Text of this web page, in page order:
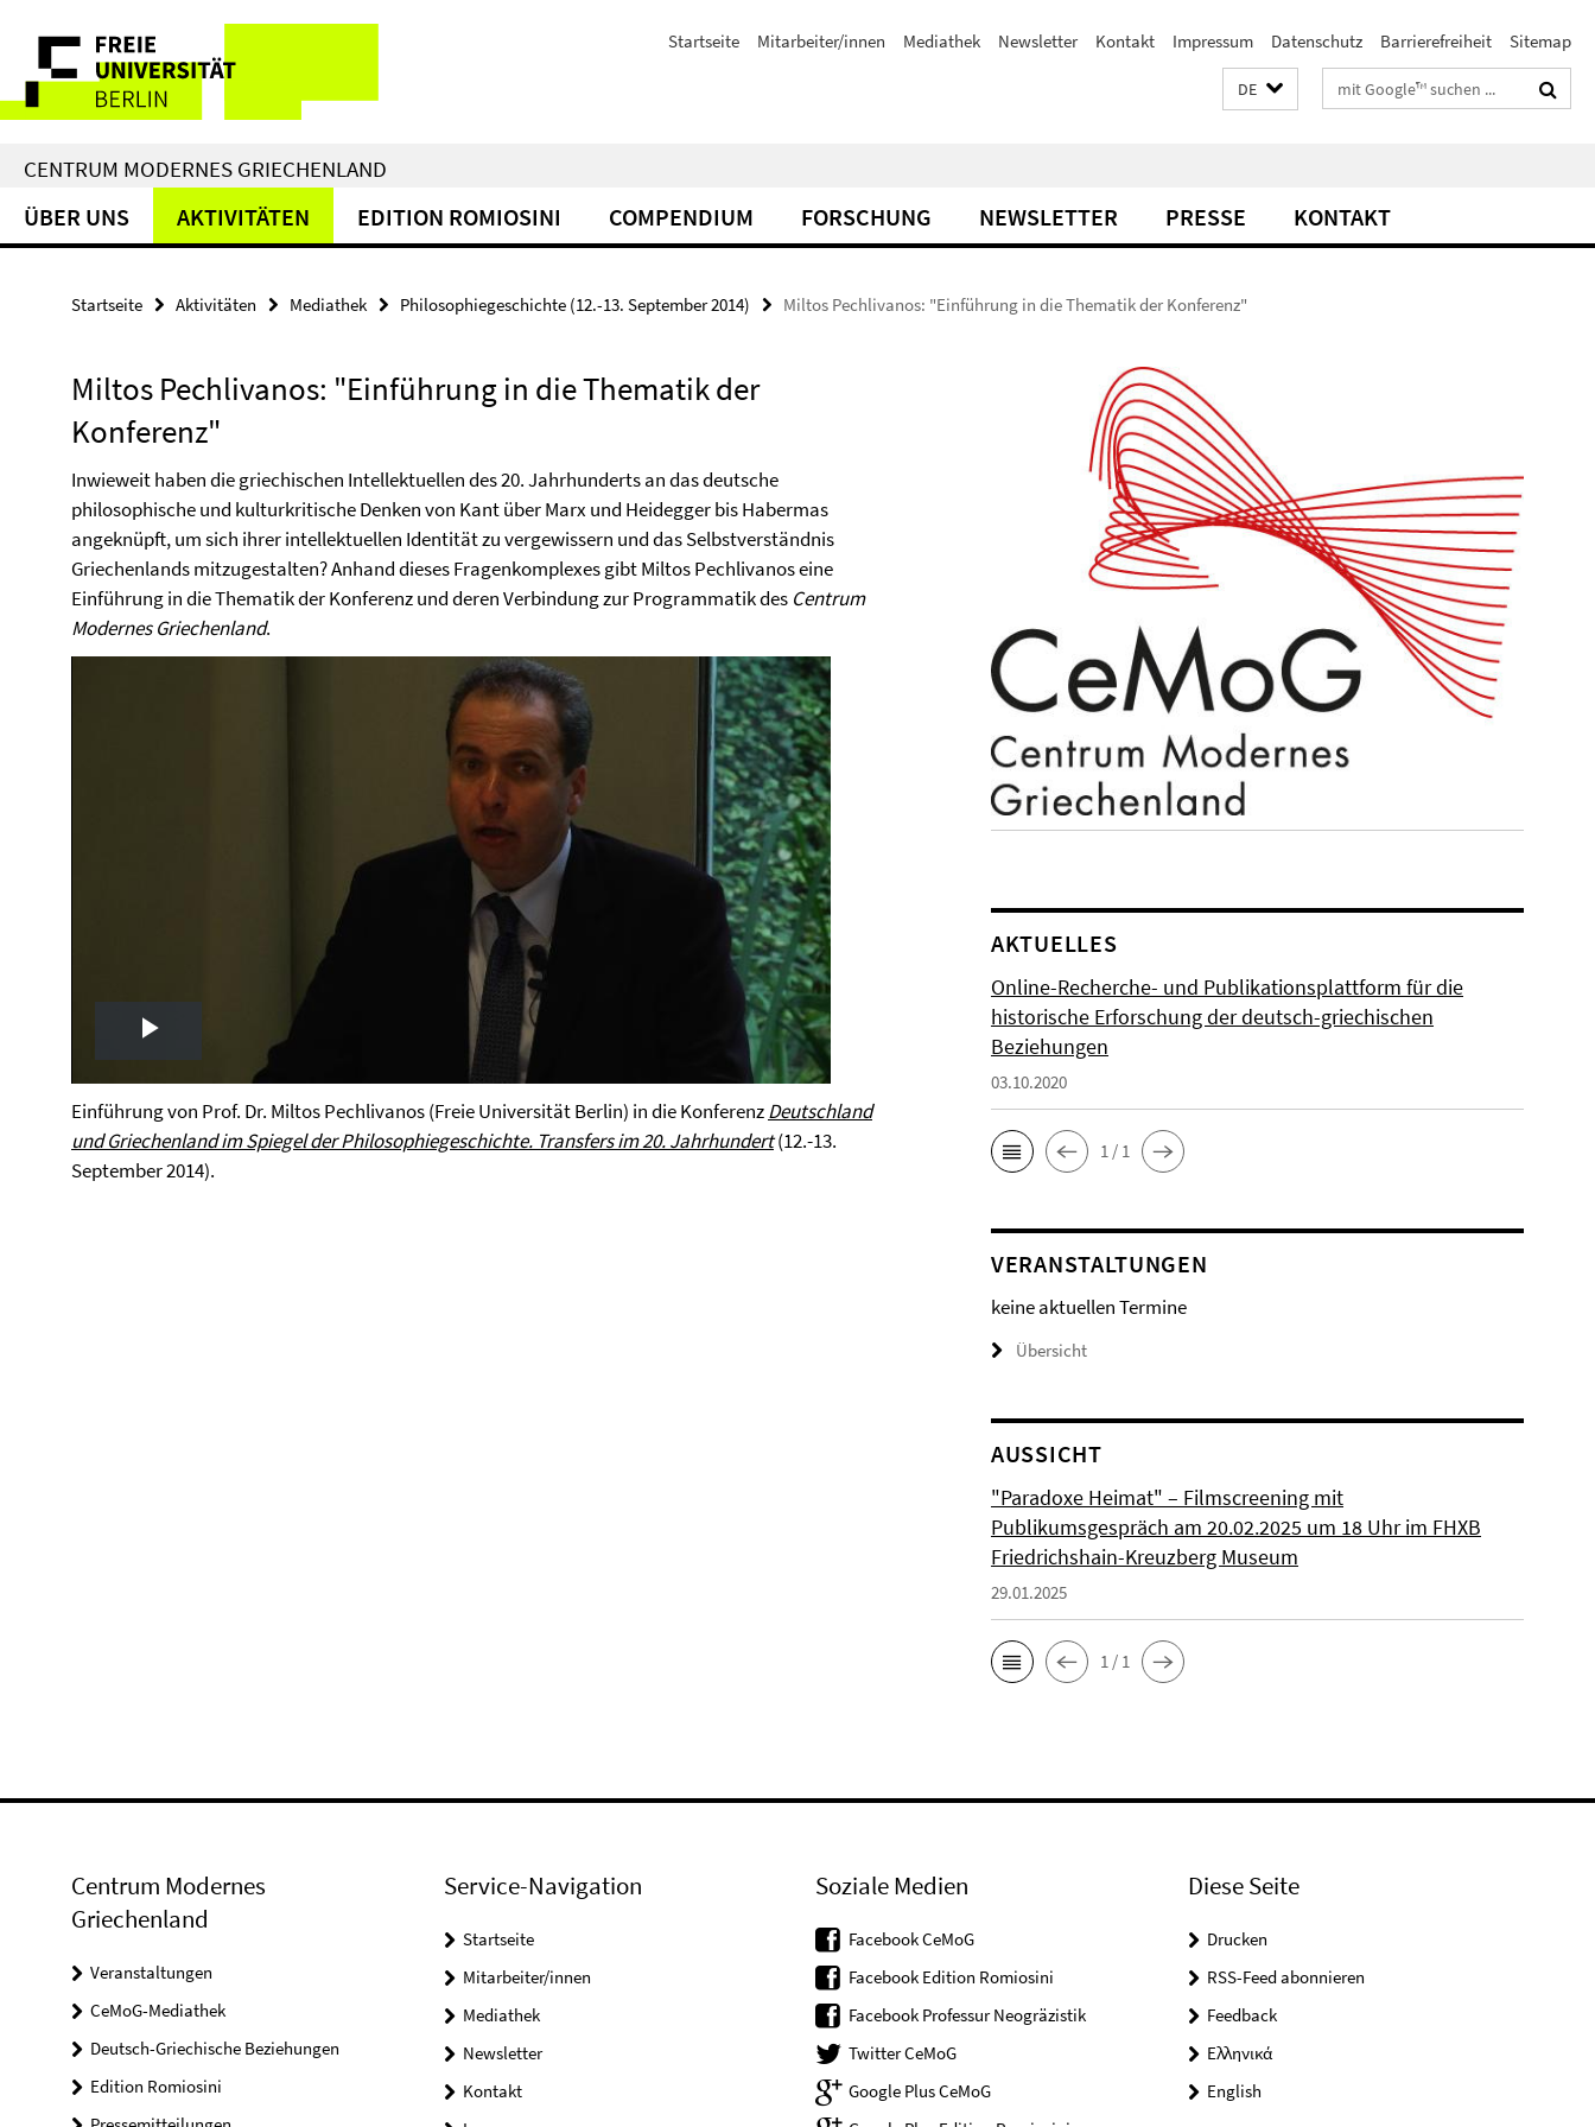
direkt
Inhalt
Service-
Navigation
Startseite Mitarbeiter/innen Mediathek Newsletter Kontakt Impressum Datenschutz Barrierefreiheit Sitemap
DE Suchbegriffe
CENTRUM MODERNES GRIECHENLAND
ÜBER UNS AKTIVITÄTEN EDITION ROMIOSINI COMPENDIUM FORSCHUNG NEWSLETTER PRESSE KONTAKT
Startseite Aktivitäten Mediathek Philosophiegeschichte (12.-13. September 2014) Miltos Pechlivanos: "Einführung in die Thematik der Konferenz"
Miltos Pechlivanos: "Einführung in die Thematik der
Konferenz"
Inwieweit haben die griechischen Intellektuellen des 20. Jahrhunderts an das deutsche
philosophische und kulturkritische Denken von Kant über Marx und Heidegger bis Habermas
angeknüpft, um sich ihrer intellektuellen Identität zu vergewissern und das Selbstverständnis
Griechenlands mitzugestalten? Anhand dieses Fragenkomplexes gibt Miltos Pechlivanos eine
Einführung in die Thematik der Konferenz und deren Verbindung zur Programmatik des Centrum
Modernes Griechenland.
Play
Video
Einführung von Prof. Dr. Miltos Pechlivanos (Freie Universität Berlin) in die KonferenzDeutschland
und Griechenland im Spiegel der Philosophiegeschichte. Transfers im 20. Jahrhundert(12.-13.
September 2014).
AKTUELLES
Online-Recherche- und Publikationsplattform für die
historische Erforschung der deutsch-griechischen
Beziehungen
03.10.2020
1 / 1
VERANSTALTUNGEN
keine aktuellen Termine
Übersicht
AUSSICHT
"Paradoxe Heimat" – Filmscreening mit
Publikumsgespräch am 20.02.2025 um 18 Uhr im FHXB
Friedrichshain-Kreuzberg Museum
29.01.2025
1 / 1
Centrum Modernes
Griechenland
Veranstaltungen
CeMoG-Mediathek
Deutsch-Griechische Beziehungen
Edition Romiosini
Service-Navigation
Startseite
Mitarbeiter/innen
Mediathek
Newsletter
Kontakt
Soziale Medien
Facebook CeMoG
Facebook Edition Romiosini
Facebook Professur Neogräzistik
Twitter CeMoG
Google Plus CeMoG
Diese Seite
Drucken
RSS-Feed abonnieren
Feedback
Ελληνικά
English